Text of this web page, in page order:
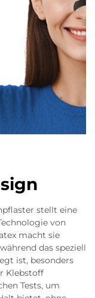
stellt eine
von
macht sie
das speziell
ist, besonders
Klebstoff
Tests, um